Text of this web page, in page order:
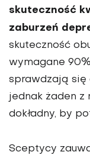
skuteczność
zaburzeń
skuteczność
wymagane
sprawdzają się
jednak żaden z
dokładny, by
Sceptycy